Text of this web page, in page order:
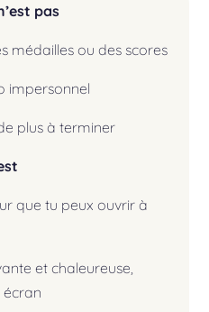
pas
médailles ou des scores
impersonnel
plus à terminer
que tu peux ouvrir à
et chaleureuse,